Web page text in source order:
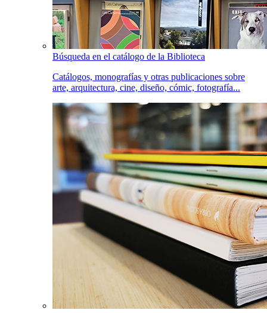
Búsqueda en el catálogo de la Biblioteca
Catálogos, monografías y otras publicaciones sobre
arte, arquitectura, cine, diseño, cómic, fotografía...